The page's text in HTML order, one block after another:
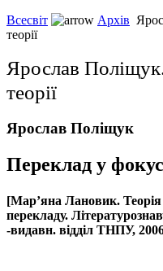
Всесвіт
Архів
теорії
Ярослав
теорії
Ярослав Поліщук
Переклад у
[Мар’яна Лановик. Теорія
перекладу.
-видавн. відділ ТНПУ,